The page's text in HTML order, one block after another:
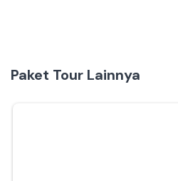
Paket Tour Lainnya